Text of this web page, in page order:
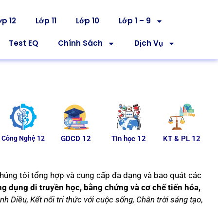
12 Lớp 11 Lớp 10 Lớp 1 – 9
Test EQ Chính Sách Dịch Vụ
Công Nghệ 12 GDCD 12 Tin học 12 KT & PL 12
tôi tổng hợp và cung cấp đa dạng và bao quát các
dụng di truyền học, bằng chứng và cơ chế tiến hóa,
Diều, Kết nối tri thức với cuộc sống, Chân trời sáng tạo,